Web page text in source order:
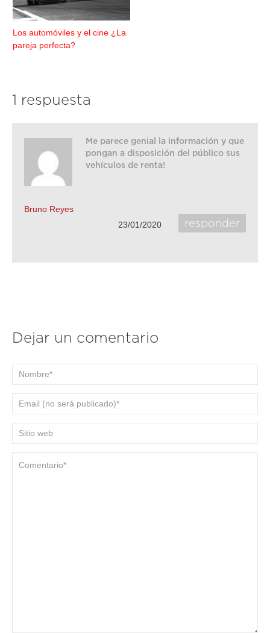
Los automóviles y el cine ¿La
pareja perfecta?
1 respuesta
Bruno Reyes
Me parece genial la información y que
pongan a disposición del público sus
vehículos de renta!
responder
23/01/2020
Dejar un comentario